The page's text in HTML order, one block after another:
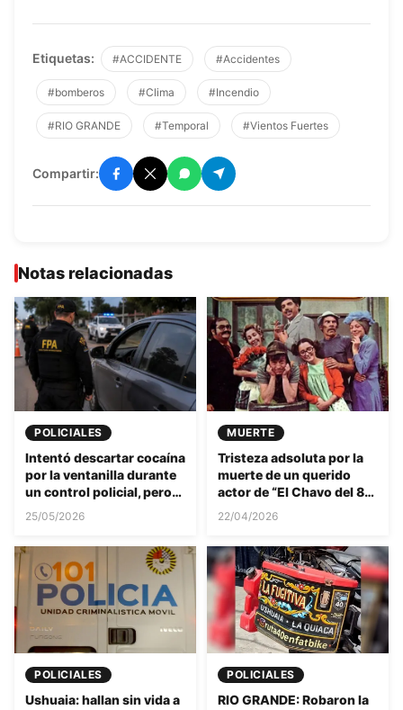
Etiquetas: #ACCIDENTE #Accidentes
#bomberos #Clima #Incendio
#RIO GRANDE #Temporal #Vientos Fuertes
Compartir:
Notas relacionadas
POLICIALES
Intentó descartar cocaína
por la ventanilla durante
un control policial, pero
fue detenido en el acto y
se constató que tenía
antecedentes.
25/05/2026
MUERTE
Tristeza adsoluta por la
muerte de un querido
actor de “El Chavo del 8”:
el motivo del
fallecimiento es
desgarrador
22/04/2026
POLICIALES
Ushuaia: hallan sin vida a
POLICIALES
RIO GRANDE: Robaron la